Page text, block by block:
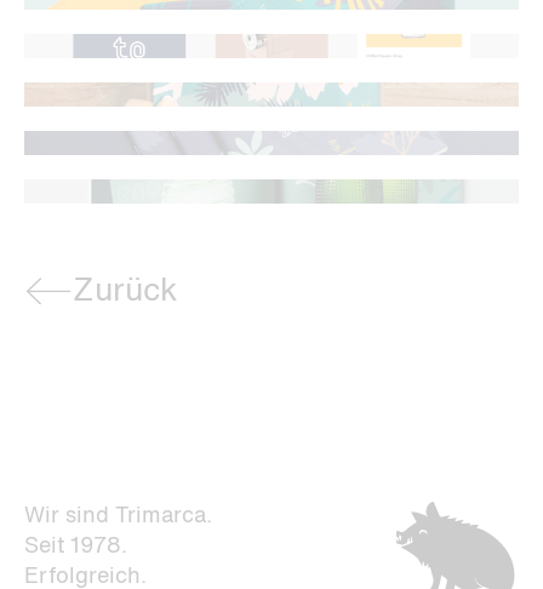
Zurück
Wir sind Trimarca.
Seit 1978.
Erfolgreich.